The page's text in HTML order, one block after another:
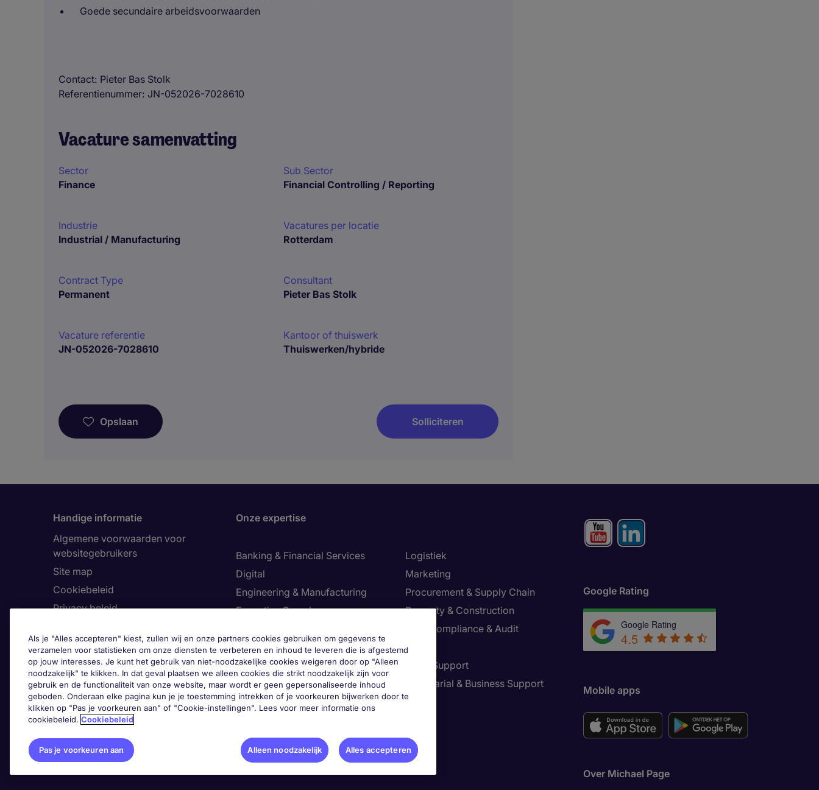
Goede secundaire arbeidsvoorwaarden
Contact Pieter Bas Stolk
Referentienummer JN-052026-7028610
Vacature samenvatting
Sector
Finance
Sub Sector
Financial Controlling / Reporting
Industrie
Industrial / Manufacturing
Vacatures per locatie
Rotterdam
Contract Type
Permanent
Consultant
Pieter Bas Stolk
Vacature referentie
JN-052026-7028610
Kantoor of thuiswerk
Thuiswerken/hybride
Opslaan Solliciteren
Handige informatie
Algemene voorwaarden voor
websitegebruikers
Site map
Cookiebeleid
Privacy beleid
Toegankelijkheid
Ons Klokkenluiderskanaal
Onze expertise
Banking & Financial Services
Digital
Engineering & Manufacturing
Executive Search
Healthcare & Life Sciences
Human Resources
Information Technology
Legal
Logistiek
Marketing
Procurement & Supply Chain
Property & Construction
Risk, Compliance & Audit
Sales
Sales Support
Secretarial & Business Support
Tax
Pas je voorkeuren aan
Google Rating
Google Rating
4.5
Mobile apps
Over Michael Page
Als je "Alles accepteren" kiest, zullen wij en onze partners cookies gebruiken om gegevens te
verzamelen voor statistieken om onze diensten te verbeteren en inhoud te leveren die is afgestemd
op jouw interesses. Je kunt het gebruik van niet-noodzakelijke cookies weigeren door op "Alleen
noodzakelijk" te klikken. In dat geval plaatsen we alleen cookies die strikt noodzakelijk zijn voor
gebruik en de functionaliteit van onze website, maar wordt er geen gepersonaliseerde inhoud
geboden. Onderaan elke pagina kun je je toestemming intrekken of je voorkeuren bijwerken door te
klikken op "Pas je voorkeuren aan" of "Cookie-instellingen". Lees voor meer informatie ons
cookiebeleid. Cookiebeleid
Pas je voorkeuren aan Alleen noodzakelijk Alles accepteren